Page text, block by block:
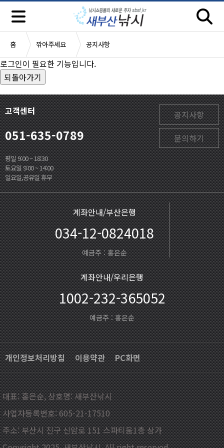
홈 깎아주세요 공지사항
로그인이 필요한 기능입니다.
고객센터
051-635-0789
평일 9:00 ~ 18:30
토요일 9:00 ~ 14:00
일요일,공유일 휴무
공지사항
문의하기
계좌안내/부산은행
034-12-0824018
예금주 : 홍은순
계좌안내/우리은행
1002-232-365052
예금주 : 홍은순
개인정보처리방침 이용약관 PC화면
대표: 홍은순, 상호명: 새부산낚시
사업자등록번호: 605-21-17510
주소: 부산시 진구 신암로 151 스파티움1층 상가